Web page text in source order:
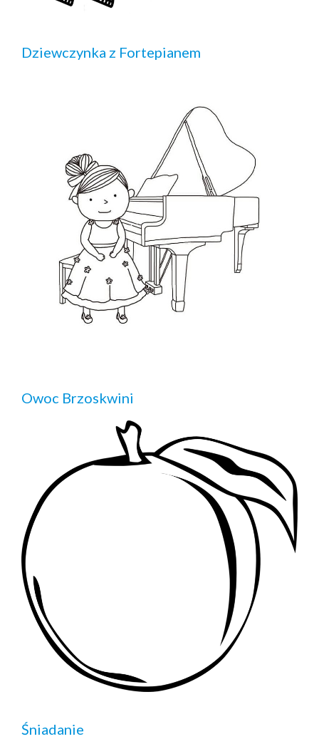
Dziewczynka z Fortepianem
Owoc Brzoskwini
Śniadanie